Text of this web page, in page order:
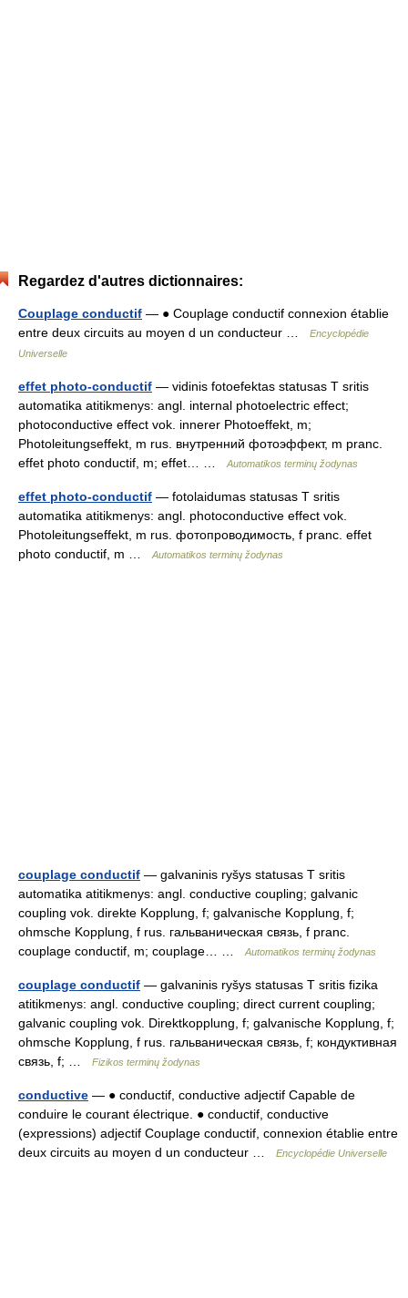
Regardez d'autres dictionnaires:
Couplage conductif — ● Couplage conductif connexion établie
entre deux circuits au moyen d un conducteur …
Encyclopédie
Universelle
effet photo-conductif — vidinis fotoefektas statusas T sritis
automatika atitikmenys: angl. internal photoelectric effect;
photoconductive effect vok. innerer Photoeffekt, m;
Photoleitungseffekt, m rus. внутренний фотоэффект, m pranc.
effet photo conductif, m; effet… …
Automatikos terminų žodynas
effet photo-conductif — fotolaidumas statusas T sritis
automatika atitikmenys: angl. photoconductive effect vok.
Photoleitungseffekt, m rus. фотопроводимость, f pranc. effet
photo conductif, m …
Automatikos terminų žodynas
couplage conductif — galvaninis ryšys statusas T sritis
automatika atitikmenys: angl. conductive coupling; galvanic
coupling vok. direkte Kopplung, f; galvanische Kopplung, f;
ohmsche Kopplung, f rus. гальваническая связь, f pranc.
couplage conductif, m; couplage… …
Automatikos terminų žodynas
couplage conductif — galvaninis ryšys statusas T sritis fizika
atitikmenys: angl. conductive coupling; direct current coupling;
galvanic coupling vok. Direktkopplung, f; galvanische Kopplung, f;
ohmsche Kopplung, f rus. гальваническая связь, f; кондуктивная
связь, f; …
Fizikos terminų žodynas
conductive — ● conductif, conductive adjectif Capable de
conduire le courant électrique. ● conductif, conductive
(expressions) adjectif Couplage conductif, connexion établie entre
deux circuits au moyen d un conducteur …
Encyclopédie Universelle